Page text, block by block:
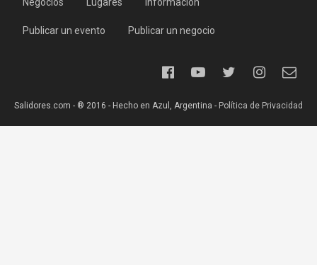
Publicar un evento Publicar un negocio
Salidores.com - ® 2016 - Hecho en Azul, Argentina - Política de Privacidad